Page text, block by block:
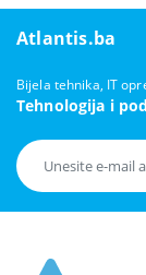
Atlantis.ba
Bijela tehnika, IT
Tehnologija i